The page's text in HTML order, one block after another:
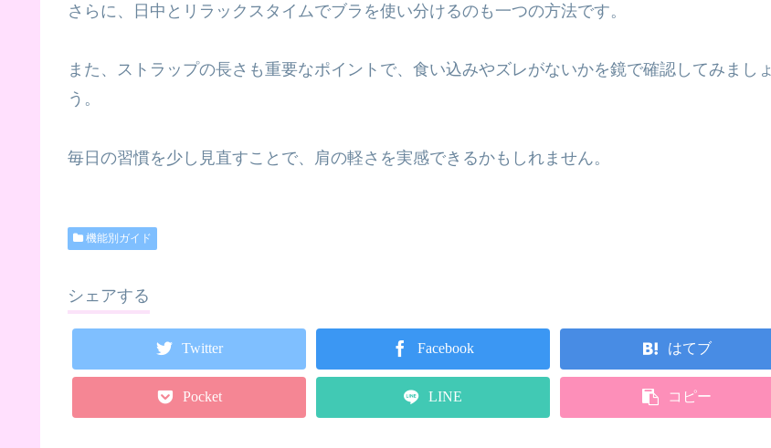
さらに、日中とリラックスタイムでブラを使い分けるのも一つの方法です。
また、ストラップの長さも重要なポイントで、食い込みやズレがないかを鏡で確認してみましょ
う。
毎日の習慣を少し見直すことで、肩の軽さを実感できるかもしれません。
機能別ガイド
シェアする
Twitter Facebook はてブ
Pocket LINE コピー